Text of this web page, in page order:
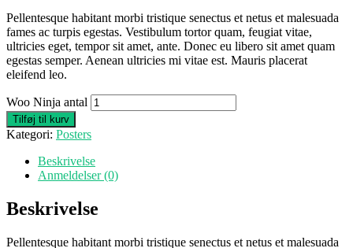
Pellentesque habitant morbi tristique senectus et netus et malesuada
fames ac turpis egestas. Vestibulum tortor quam, feugiat vitae,
ultricies eget, tempor sit amet, ante. Donec eu libero sit amet quam
egestas semper. Aenean ultricies mi vitae est. Mauris placerat
eleifend leo.
Woo Ninja antal
Tilføj til kurv
Kategori: Posters
Beskrivelse
Anmeldelser (0)
Beskrivelse
Pellentesque habitant morbi tristique senectus et netus et malesuada